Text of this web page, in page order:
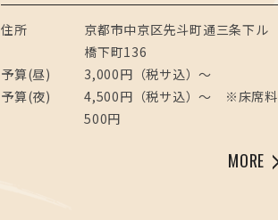
住所
京都市中京区先斗町通三条下ル
橋下町136
予算(昼)
3,000円（税サ込）〜
予算(夜)
4,500円（税サ込）～ ※床席料
500円
MORE